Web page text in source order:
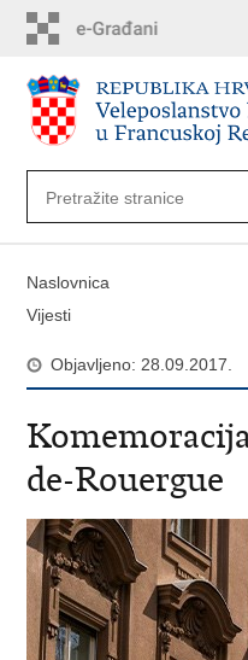
sadržaj
Naslovnica
Vijesti
Objavljeno: 28.09.2017.
de-Rouergue